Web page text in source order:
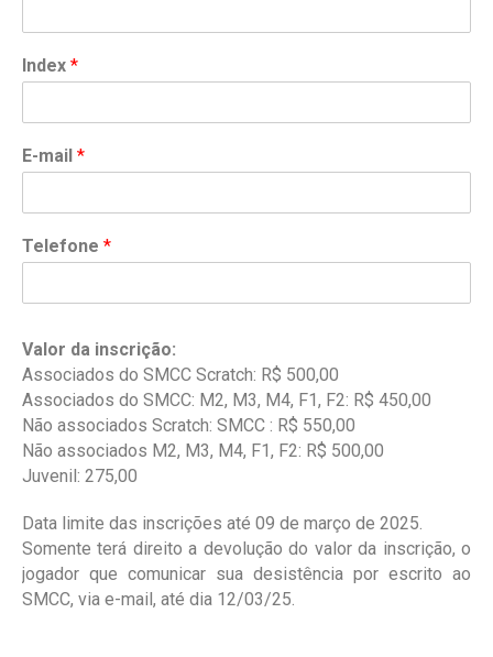
Index *
E-mail *
Telefone *
Valor da inscrição:
Associados do SMCC Scratch: R$ 500,00
Associados do SMCC: M2, M3, M4, F1, F2: R$ 450,00
Não associados Scratch: SMCC : R$ 550,00
Não associados M2, M3, M4, F1, F2: R$ 500,00
Juvenil: 275,00
Data limite das inscrições até 09 de março de 2025.
Somente terá direito a devolução do valor da inscrição, o
jogador que comunicar sua desistência por escrito ao
SMCC, via e-mail, até dia 12/03/25.